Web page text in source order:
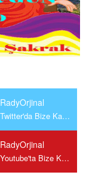
RadyOrjinal
Twitter'da Bize Katılın
RadyOrjinal
Youtube'ta Bize Katılın